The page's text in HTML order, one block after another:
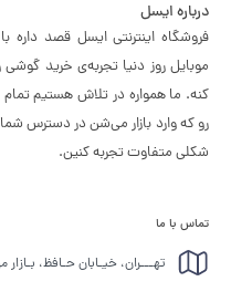
درباره ایسل
فروشگاه اینترنتی ایسل قصد داره
موبایل روز دنیا تجربه‌ی خرید
کنه. ما همواره در تلاش هستیم
رو که وارد بازار می‌شن در دسترس
شکلی متفاوت تجربه کنین.
تماس با ما
تهـــران، خیـابان حـافظ، بـازار